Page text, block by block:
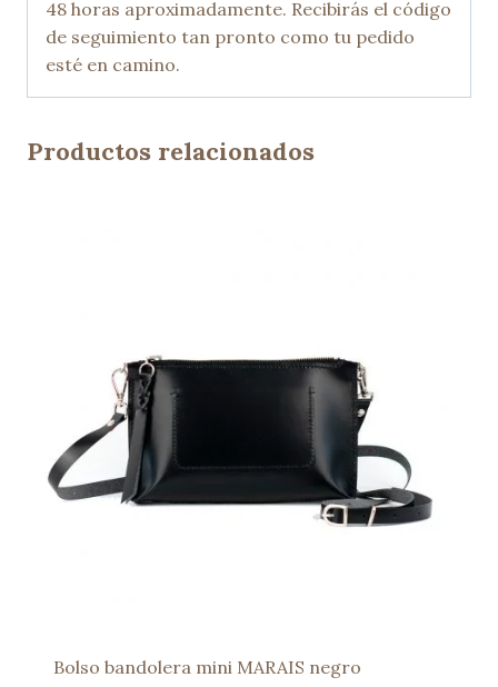
48 horas aproximadamente. Recibirás el código
de seguimiento tan pronto como tu pedido
esté en camino.
Productos relacionados
Bolso bandolera mini MARAIS negro